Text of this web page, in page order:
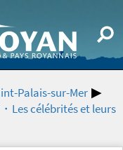
Palais-sur-Mer
Les célébrités et leurs